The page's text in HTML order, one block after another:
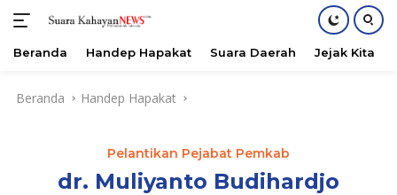
Beranda Handep Hapakat Suara Daerah Jejak Kita
Beranda Handep Hapakat
Pelantikan Pejabat Pemkab
dr. Muliyanto Budihardjo